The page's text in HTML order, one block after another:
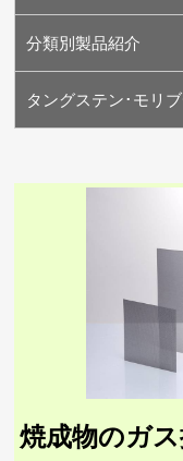
分類別製品紹介
タングステン素材
モリブデン素材
各種加工品
タングステン･モリ
タングステンの特長
モリブデンの特長
製造工程
タングステンのQ&A
モリブデンのQ&A
焼成物のガ